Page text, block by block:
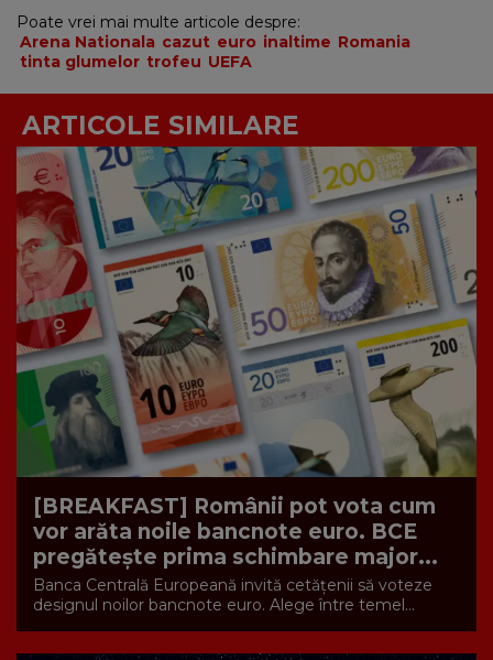
Poate vrei mai multe articole despre:
Arena Nationala cazut euro inaltime Romania
tinta glumelor trofeu UEFA
ARTICOLE SIMILARE
[BREAKFAST] Românii pot vota cum
vor arăta noile bancnote euro. BCE
pregătește prima schimbare major...
Banca Centrală Europeană invită cetățenii să voteze
designul noilor bancnote euro. Alege între temel...